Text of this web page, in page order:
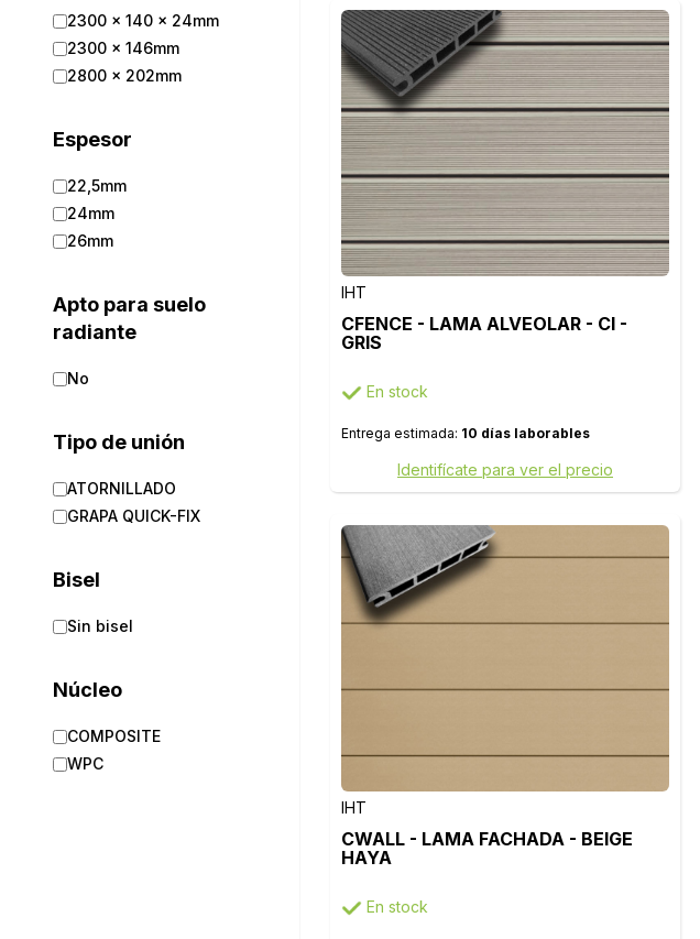
2300 x 140 x 24mm
2300 x 146mm
2800 x 202mm
Espesor
22,5mm
24mm
26mm
Apto para suelo
radiante
No
Tipo de unión
ATORNILLADO
GRAPA QUICK-FIX
Bisel
Sin bisel
Núcleo
COMPOSITE
WPC
IHT
CFENCE - LAMA ALVEOLAR - CI -
GRIS
En stock
Entrega estimada: 10 días laborables
Identifícate para ver el precio
IHT
CWALL - LAMA FACHADA - BEIGE
HAYA
En stock